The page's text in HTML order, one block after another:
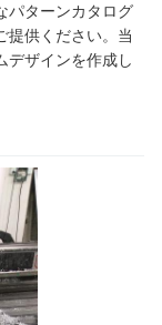
パターンカタログ
提供ください。当
デザインを作成し